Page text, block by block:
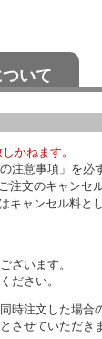
いて
かねます。
注意事項」を必
注文のキャンセ
キャンセル料と
ざいます。
ださい。
時注文した場合
させていただき